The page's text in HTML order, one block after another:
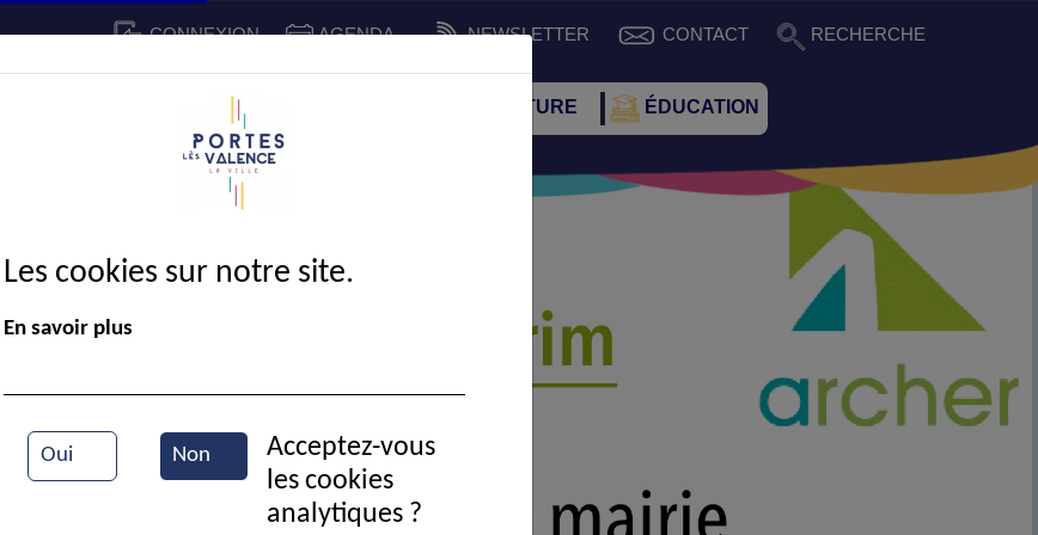
CONNEXION AGENDA NEWSLETTER CONTACT RECHERCHE
CADRE DE VIE SPORT ET CULTURE ÉDUCATION
Groupe Archer
Les cookies sur notre site.
En savoir plus
Oui Non
Acceptez-vous
les cookies
analytiques ?